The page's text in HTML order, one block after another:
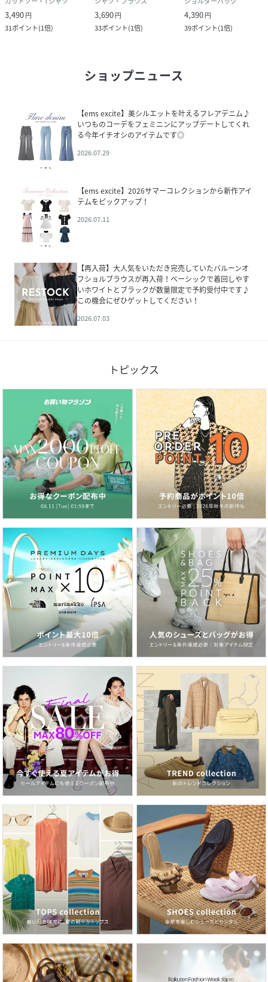
3,490円
31ポイント(1倍)
3,690円
33ポイント(1倍)
4,390円
39ポイント(1倍)
ショップニュース
【ems excite】美シルエットを叶えるフレアデニム♪
いつものコーデをフェミニンにアップデートしてくれ
る今年イチオシのアイテムです◎
2026.07.29
【ems excite】2026サマーコレクションから新作アイ
テムをピックアップ！
2026.07.11
【再入荷】大人気をいただき完売していたバルーンオ
フショルブラウスが再入荷！ベーシックで着回しやす
いホワイトとブラックが数量限定で予約受付中です♪
この機会にぜひゲットしてください！
2026.07.03
トピックス